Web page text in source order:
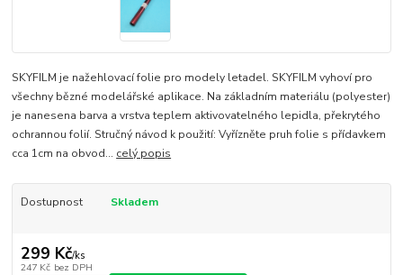
SKYFILM je nažehlovací folie pro modely letadel. SKYFILM vyhoví pro
všechny bězné modelářské aplikace. Na základním materiálu (polyester)
je nanesena barva a vrstva teplem aktivovatelného lepidla, překrytého
ochrannou folií. Stručný návod k použití: Vyřízněte pruh folie s přídavkem
cca 1cm na obvod... celý popis
Dostupnost Skladem
299 Kč/ks
247 Kč bez DPH